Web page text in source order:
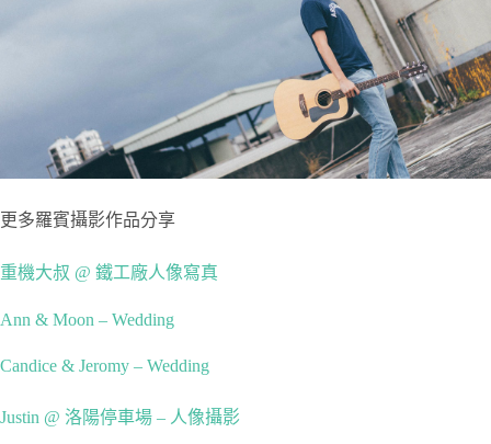
更多羅賓攝影作品分享
重機大叔 @ 鐵工廠人像寫真
Ann & Moon – Wedding
Candice & Jeromy – Wedding
Justin @ 洛陽停車場 – 人像攝影